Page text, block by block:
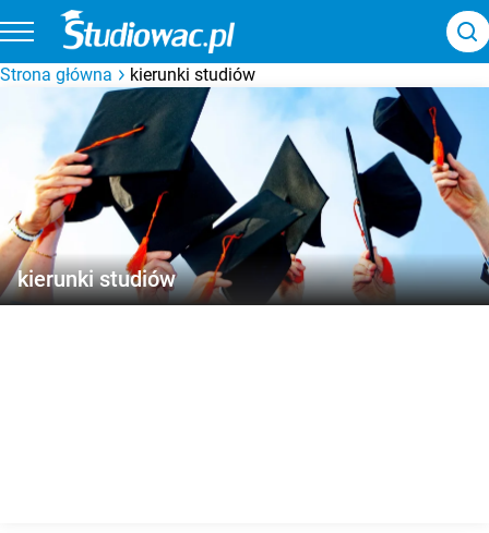
Strona główna kierunki studiów
kierunki studiów